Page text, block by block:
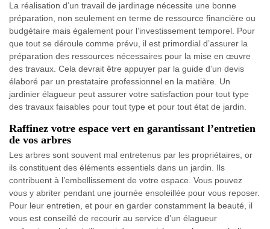
La réalisation d’un travail de jardinage nécessite une bonne
préparation, non seulement en terme de ressource financière ou
budgétaire mais également pour l’investissement temporel. Pour
que tout se déroule comme prévu, il est primordial d’assurer la
préparation des ressources nécessaires pour la mise en œuvre
des travaux. Cela devrait être appuyer par la guide d’un devis
élaboré par un prestataire professionnel en la matière. Un
jardinier élagueur peut assurer votre satisfaction pour tout type
des travaux faisables pour tout type et pour tout état de jardin.
Raffinez votre espace vert en garantissant l’entretien
de vos arbres
Les arbres sont souvent mal entretenus par les propriétaires, or
ils constituent des éléments essentiels dans un jardin. Ils
contribuent à l’embellissement de votre espace. Vous pouvez
vous y abriter pendant une journée ensoleillée pour vous reposer.
Pour leur entretien, et pour en garder constamment la beauté, il
vous est conseillé de recourir au service d’un élagueur